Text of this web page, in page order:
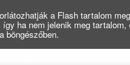
a Flash tartalom
ha nem jelenik meg
böngészőben.